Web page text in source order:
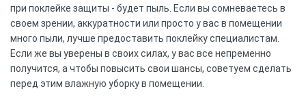
при поклейке защиты - будет пыль. Если вы сомневаетесь в
своем зрении, аккуратности или просто у вас в помещении
много пыли, лучше предоставить поклейку специалистам.
Если же вы уверены в своих силах, у вас все непременно
получится, а чтобы повысить свои шансы, советуем сделать
перед этим влажную уборку в помещении.